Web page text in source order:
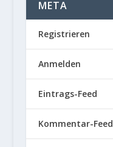
META
Registrieren
Anmelden
Eintrags-Feed
Kommentar-Feed